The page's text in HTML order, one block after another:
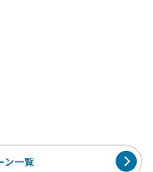
ン一覧